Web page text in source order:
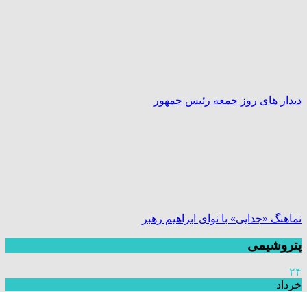
دیدار های روز جمعه رئیس جمهور
نماهنگ «جدایی» با نوای ابراهیم رهبر
پتروشیمی
۲۴
خرداد